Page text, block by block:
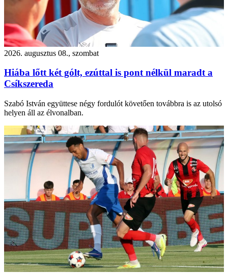
2026. augusztus 08., szombat
Hiába lőtt két gólt, ezúttal is pont nélkül maradt a
Csíkszereda
Szabó István együttese négy fordulót követően továbbra is az utolsó
helyen áll az élvonalban.